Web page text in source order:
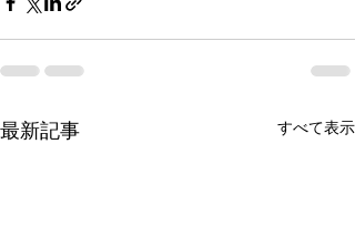
最新記事 すべて表示